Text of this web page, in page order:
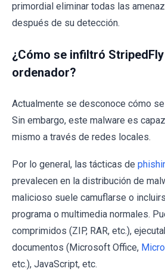
primordial eliminar todas las
después de su detección.
¿Cómo se infiltró
ordenador?
Actualmente se desconoce cómo
Sin embargo, este malware es
mismo a través de redes locales.
Por lo general, las tácticas de
prevalecen en la distribución de
malicioso suele camuflarse o
programa o multimedia normales.
comprimidos (ZIP, RAR, etc.),
documentos (Microsoft Office,
etc.), JavaScript, etc.